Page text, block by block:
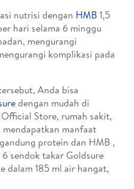
nutrisi dengan HMB 1,5
hari selama 6 minggu
mengurangi
komplikasi pada
Anda bisa
dengan mudah di
Store, rumah sakit,
manfaat
protein dan HMB ,
sendok takar Goldsure
dalam 185 ml air hangat,